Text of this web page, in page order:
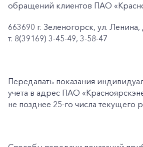
обращений клиентов ПАО
663690 г. Зеленогорск, ул.
т. 8(39169) 3-45-49, 3-58-47
Передавать показания
учета в адрес ПАО
не позднее 25-го числа текущего